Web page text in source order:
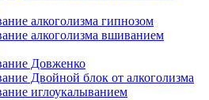
алкоголизма гипнозом
алкоголизма вшиванием
Довженко
Двойной блок от алкоголизма
иглоукалыванием